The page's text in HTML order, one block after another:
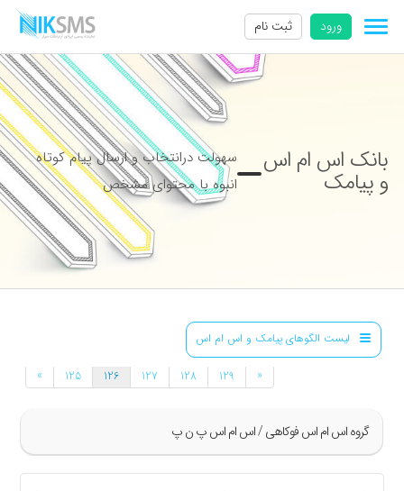
ورود ثبت نام
بانک اس ام اس
و پیامک
سهولت درانتخاب و ارسال پیام کوتاه
انبوه با محتوای مشخص
لیست الگوهای پیامک و اس ام اس
گروه اس ام اس فوکاهی / اس ام اس پ ن پ
» 125 126 127 128 129 «